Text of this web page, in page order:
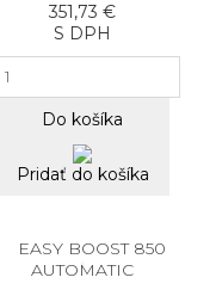
351,73 €
S DPH
Do košíka
Pridať do košíka